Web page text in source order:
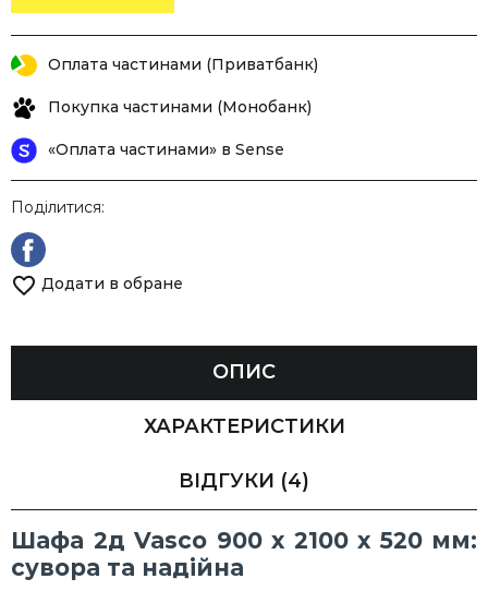
Оплата частинами (Приватбанк)
Покупка частинами (Монобанк)
«Оплата частинами» в Sense
Поділитися:
Додати в обране
ОПИС
ХАРАКТЕРИСТИКИ
ВІДГУКИ (4)
Шафа 2д Vasco 900 х 2100 х 520 мм:
сувора та надійна